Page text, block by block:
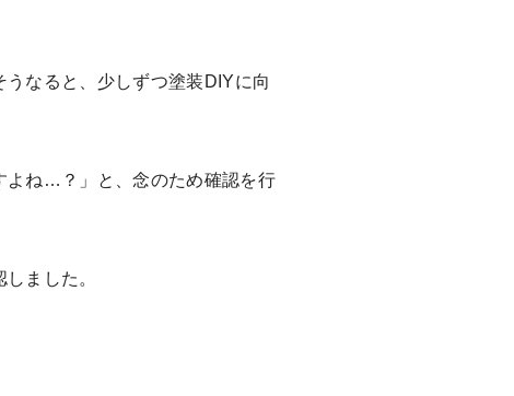
なると、少しずつ塗装DIYに向
よね…？」と、念のため確認を行
ました。